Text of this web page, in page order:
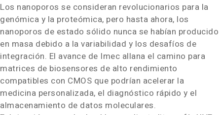
Los nanoporos se consideran revolucionarios para la
genómica y la proteómica, pero hasta ahora, los
nanoporos de estado sólido nunca se habían producido
en masa debido a la variabilidad y los desafíos de
integración. El avance de Imec allana el camino para
matrices de biosensores de alto rendimiento
compatibles con CMOS que podrían acelerar la
medicina personalizada, el diagnóstico rápido y el
almacenamiento de datos moleculares.